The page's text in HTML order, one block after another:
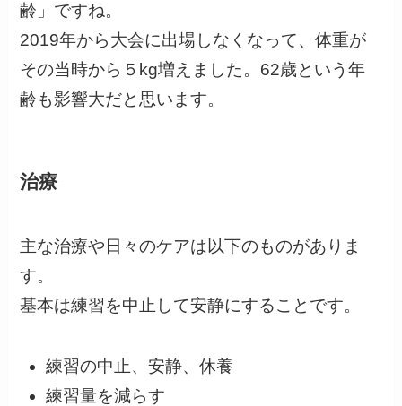
齢」ですね。
2019年から大会に出場しなくなって、体重が
その当時から５kg増えました。62歳という年
齢も影響大だと思います。
治療
主な治療や日々のケアは以下のものがありま
す。
基本は練習を中止して安静にすることです。
練習の中止、安静、休養
練習量を減らす